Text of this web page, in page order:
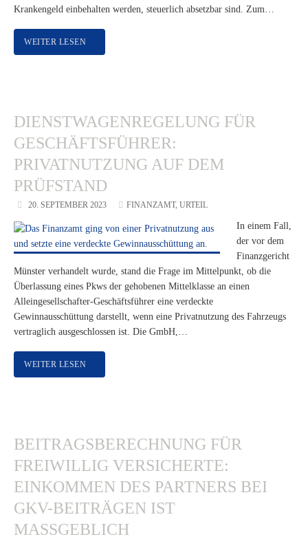
Krankengeld einbehalten werden, steuerlich absetzbar sind. Zum…
WEITER LESEN
DIENSTWAGENREGELUNG FÜR
GESCHÄFTSFÜHRER:
PRIVATNUTZUNG AUF DEM
PRÜFSTAND
20. SEPTEMBER 2023 FINANZAMT,URTEIL
In einem Fall,
der vor dem
Finanzgericht
Münster verhandelt wurde, stand die Frage im Mittelpunkt, ob die
Überlassung eines Pkws der gehobenen Mittelklasse an einen
Alleingesellschafter-Geschäftsführer eine verdeckte
Gewinnausschüttung darstellt, wenn eine Privatnutzung des Fahrzeugs
vertraglich ausgeschlossen ist. Die GmbH,…
WEITER LESEN
BEITRAGSBERECHNUNG FÜR
FREIWILLIG VERSICHERTE:
EINKOMMEN DES PARTNERS BEI
GKV-BEITRÄGEN IST
MASSGEBLICH